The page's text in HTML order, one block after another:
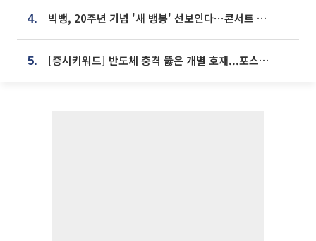
4. 빅뱅, 20주년 기념 '새 뱅봉' 선보인다⋯콘서트 앞두고 팝업 개최
5. [증시키워드] 반도체 충격 뚫은 개별 호재...포스코퓨처엠·에코프로·한화솔루션 '눈길'